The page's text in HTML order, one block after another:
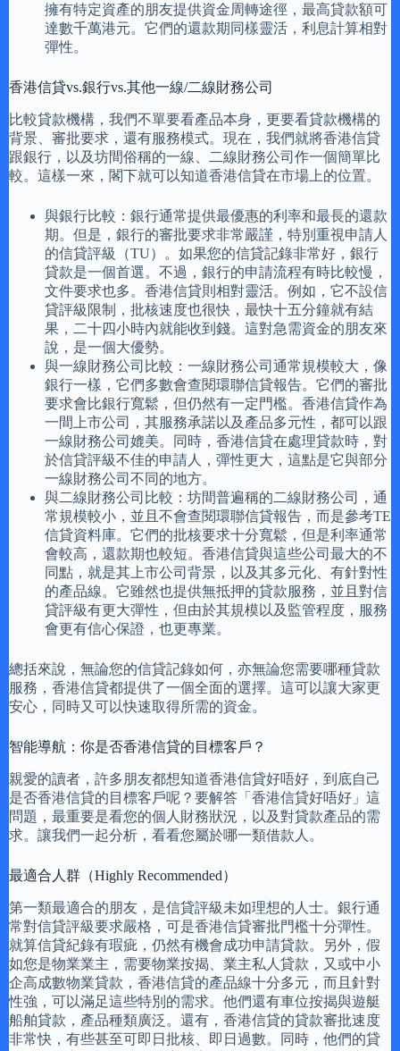
擁有特定資產的朋友提供資金周轉途徑，最高貸款額可
達數千萬港元。它們的還款期同樣靈活，利息計算相對
彈性。
香港信貸vs.銀行vs.其他一線/二線財務公司
比較貸款機構，我們不單要看產品本身，更要看貸款機構的
背景、審批要求，還有服務模式。現在，我們就將香港信貸
跟銀行，以及坊間俗稱的一線、二線財務公司作一個簡單比
較。這樣一來，閣下就可以知道香港信貸在市場上的位置。
與銀行比較：銀行通常提供最優惠的利率和最長的還款
期。但是，銀行的審批要求非常嚴謹，特別重視申請人
的信貸評級（TU）。如果您的信貸記錄非常好，銀行
貸款是一個首選。不過，銀行的申請流程有時比較慢，
文件要求也多。香港信貸則相對靈活。例如，它不設信
貸評級限制，批核速度也很快，最快十五分鐘就有結
果，二十四小時內就能收到錢。這對急需資金的朋友來
說，是一個大優勢。
與一線財務公司比較：一線財務公司通常規模較大，像
銀行一樣，它們多數會查閱環聯信貸報告。它們的審批
要求會比銀行寬鬆，但仍然有一定門檻。香港信貸作為
一間上市公司，其服務承諾以及產品多元性，都可以跟
一線財務公司媲美。同時，香港信貸在處理貸款時，對
於信貸評級不佳的申請人，彈性更大，這點是它與部分
一線財務公司不同的地方。
與二線財務公司比較：坊間普遍稱的二線財務公司，通
常規模較小，並且不會查閱環聯信貸報告，而是參考TE
信貸資料庫。它們的批核要求十分寬鬆，但是利率通常
會較高，還款期也較短。香港信貸與這些公司最大的不
同點，就是其上市公司背景，以及其多元化、有針對性
的產品線。它雖然也提供無抵押的貸款服務，並且對信
貸評級有更大彈性，但由於其規模以及監管程度，服務
會更有信心保證，也更專業。
總括來說，無論您的信貸記錄如何，亦無論您需要哪種貸款
服務，香港信貸都提供了一個全面的選擇。這可以讓大家更
安心，同時又可以快速取得所需的資金。
智能導航：你是否香港信貸的目標客戶？
親愛的讀者，許多朋友都想知道香港信貸好唔好，到底自己
是否香港信貸的目標客戶呢？要解答「香港信貸好唔好」這
問題，最重要是看您的個人財務狀況，以及對貸款產品的需
求。讓我們一起分析，看看您屬於哪一類借款人。
最適合人群（Highly Recommended）
第一類最適合的朋友，是信貸評級未如理想的人士。銀行通
常對信貸評級要求嚴格，可是香港信貸審批門檻十分彈性。
就算信貸紀錄有瑕疵，仍然有機會成功申請貸款。另外，假
如您是物業業主，需要物業按揭、業主私人貸款，又或中小
企高成數物業貸款，香港信貸的產品線十分多元，而且針對
性強，可以滿足這些特別的需求。他們還有車位按揭與遊艇
船舶貸款，產品種類廣泛。還有，香港信貸的貸款審批速度
非常快，有些甚至可即日批核、即日過數。同時，他們的貸